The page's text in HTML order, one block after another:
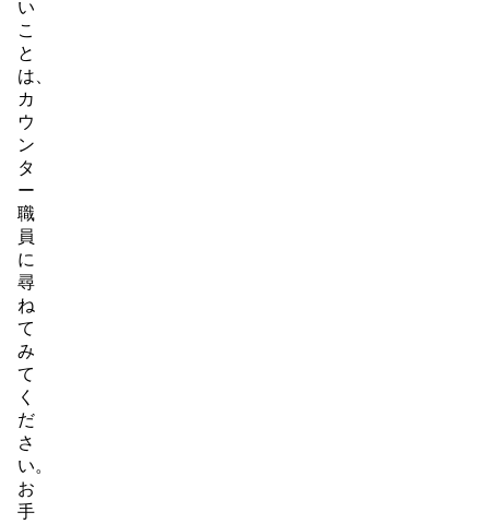
い
こ
と
は、
カ
ウ
ン
タ
ー
職
員
に
尋
ね
て
み
て
く
だ
さ
い。
お
手